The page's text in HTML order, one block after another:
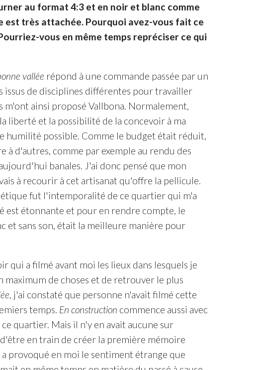
au format 4:3 et en noir et blanc comme
est très attachée. Pourquoi avez-vous fait ce
vous en même temps repréciser ce qui
vallée répond à une commande passée par un
issus de disciplines différentes pour travailler
ainsi proposé Vallbona. Normalement,
liberté et la possibilité de la concevoir à ma
humilité possible. Comme le budget était réduit,
à d'autres, comme par exemple au rendu des
banales. J'ai donc pensé que mon
à recourir à cet artisanat qu'offre la pellicule.
fut l'intemporalité de ce quartier qui m'a
est étonnante et pour en rendre compte, le
et sans son, était la meilleure manière pour
qui a filmé avant moi les lieux dans lesquels je
maximum de choses et de retrouver le plus
, j'ai constaté que personne n'avait filmé cette
temps. En construction commence aussi avec
quartier. Mais il n'y en avait aucune sur
en train de créer la première mémoire
provoqué en moi le sentiment étrange que